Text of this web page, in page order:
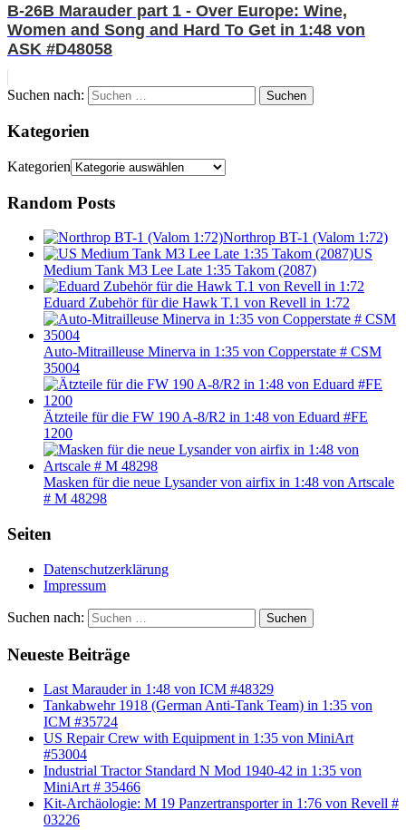
B-26B Marauder part 1 - Over Europe: Wine,
Women and Song and Hard To Get in 1:48 von
ASK #D48058
Suchen nach: Suchen
Kategorien
Kategorien
Random Posts
Northrop BT-1 (Valom 1:72)
US
Medium Tank M3 Lee Late 1:35 Takom (2087)
Eduard Zubehör für die Hawk T.1 von Revell in 1:72
Auto-Mitrailleuse Minerva in 1:35 von Copperstate # CSM
35004
Ätzteile für die FW 190 A-8/R2 in 1:48 von Eduard #FE
1200
Masken für die neue Lysander von airfix in 1:48 von Artscale
# M 48298
Seiten
Datenschutzerklärung
Impressum
Suchen nach: Suchen
Neueste Beiträge
Last Marauder in 1:48 von ICM #48329
Tankabwehr 1918 (German Anti-Tank Team) in 1:35 von
ICM #35724
US Repair Crew with Equipment in 1:35 von MiniArt
#53004
Industrial Tractor Standard N Mod 1940-42 in 1:35 von
MiniArt # 35466
Kit-Archäologie: M 19 Panzertransporter in 1:76 von Revell #
03226